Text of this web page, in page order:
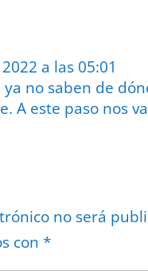
a las 05:01
no saben de
A este paso nos
no será
con *